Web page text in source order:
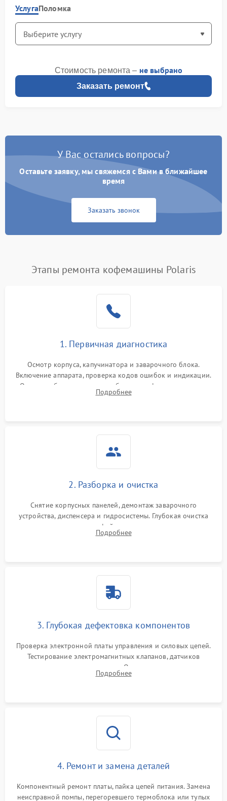
УслугаПоломка
Заказать ремонт
Стоимость ремонта – не выбрано
У Вас остались вопросы?
Оставьте заявку, мы свяжемся с Вами в ближайшее
время
Заказать звонок
Этапы ремонта кофемашины Polaris
1. Первичная диагностика
Осмотр корпуса, капучинатора и заварочного блока.
Включение аппарата, проверка кодов ошибок и индикации.
Оценка работы помпы, термоблока и кофемолки на слух.
Измерение температуры и давления воды для выявления
Подробнее
2. Разборка и очистка
Снятие корпусных панелей, демонтаж заварочного
устройства, диспенсера и гидросистемы. Глубокая очистка
внутренних узлов от кофейных масел, жмыха и накипи.
Промывка дренажных каналов и фильтров с использованием
Подробнее
3. Глубокая дефектовка компонентов
Проверка электронной платы управления и силовых цепей.
Тестирование электромагнитных клапанов, датчиков
температуры и расходомера. Оценка степени износа
жерновов кофемолки, уплотнительных колец гидросистемы
Подробнее
4. Ремонт и замена деталей
Компонентный ремонт платы, пайка цепей питания. Замена
неисправной помпы, перегоревшего термоблока или тупых